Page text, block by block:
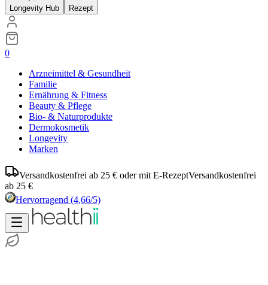
Longevity Hub Rezept
0
Arzneimittel & Gesundheit
Familie
Ernährung & Fitness
Beauty & Pflege
Bio- & Naturprodukte
Dermokosmetik
Longevity
Marken
Versandkostenfrei ab 25 € oder mit E-RezeptVersandkostenfrei
ab 25 €
Hervorragend (4,66/5)